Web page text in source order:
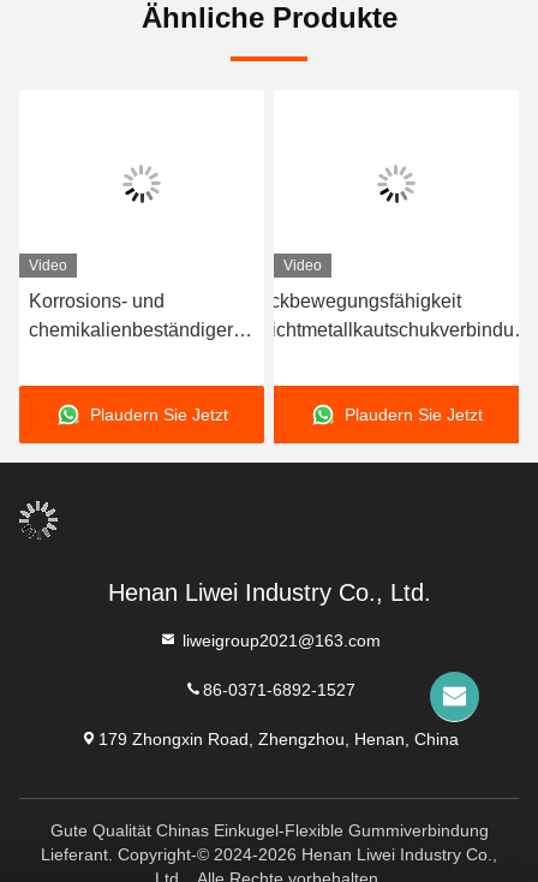
Ähnliche Produkte
Video
Korrosions- und
chemikalienbeständiger
Gummikompensator mit
hoher Flexibilität,
konzipiert für die
und korrosiven
Umgebungen
Plaudern Sie Jetzt
Video
Eckbewegungsfähigkeit
Nichtmetallkautschukverbindung
angeforderten Spezifikationen
Plaudern Sie Jetzt
Henan Liwei Industry Co., Ltd.
liweigroup2021@163.com
86-0371-6892-1527
179 Zhongxin Road, Zhengzhou, Henan, China
Gute Qualität Chinas Einkugel-Flexible Gummiverbindung
Lieferant. Copyright-© 2024-2026 Henan Liwei Industry Co.,